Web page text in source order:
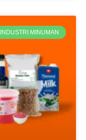
INDUSTRI MINUMAN